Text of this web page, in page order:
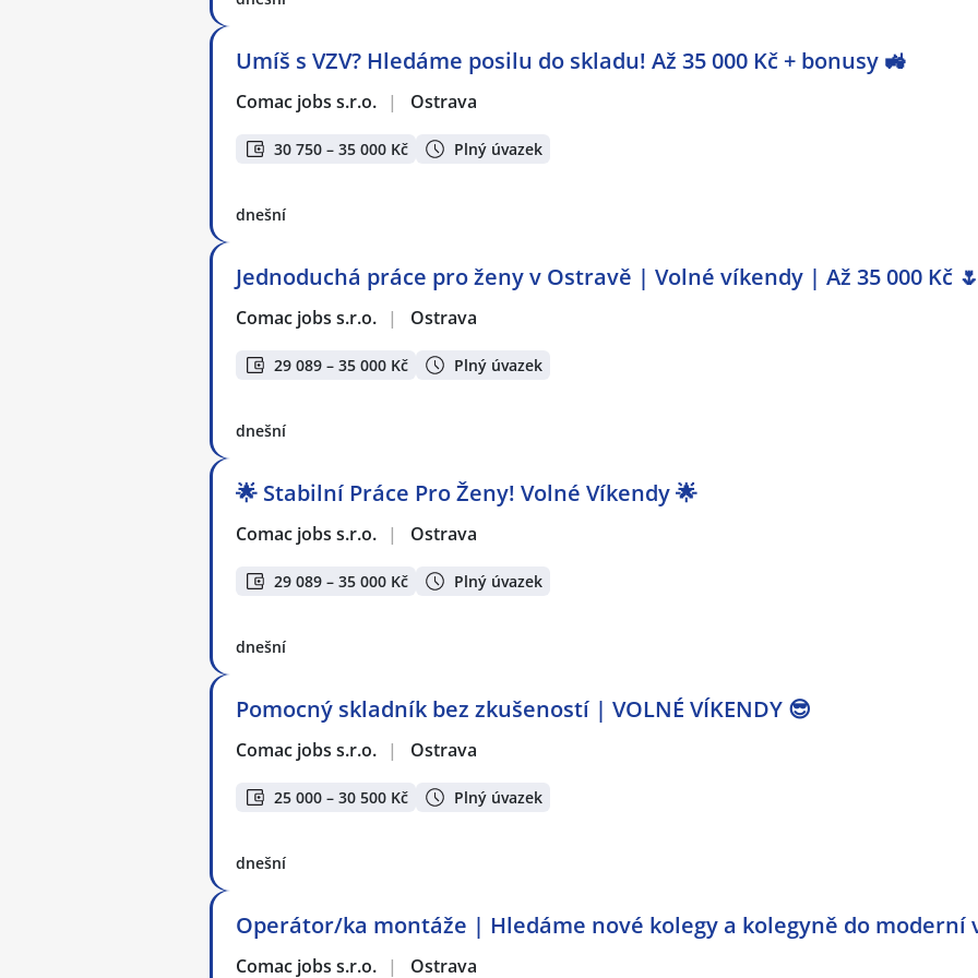
Umíš s VZV? Hledáme posilu do skladu! Až 35 000 Kč + bonusy 🚜
Comac jobs s.r.o. | Ostrava
30 750 – 35 000 Kč Plný úvazek
dnešní
Jednoduchá práce pro ženy v Ostravě | Volné víkendy | Až 35 000 Kč
Comac jobs s.r.o. | Ostrava
29 089 – 35 000 Kč Plný úvazek
dnešní
🌟 Stabilní Práce Pro Ženy! Volné Víkendy 🌟
Comac jobs s.r.o. | Ostrava
29 089 – 35 000 Kč Plný úvazek
dnešní
Pomocný skladník bez zkušeností | VOLNÉ VÍKENDY 😎
Comac jobs s.r.o. | Ostrava
25 000 – 30 500 Kč Plný úvazek
dnešní
Operátor/ka montáže | Hledáme nové kolegy a kolegyně do moderní
Comac jobs s.r.o. | Ostrava